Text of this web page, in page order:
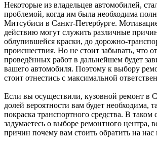
Некоторые из владельцев автомобилей,
проблемой, когда им была необходима
Митсубиси в Санкт-Петербурге.
действию могут служить различные
облупившейся краски, до дорожно-
происшествия. Но не стоит забывать, что
проведённых работ в дальнейшем будет
вашего автомобиля. Поэтому к выбору
стоит отнестись с максимальной
Если вы осуществили, кузовной ремонт в
долей вероятности вам будет необходима,
покраска транспортного средства. В таком
задумаетесь о выборе ремонтного центра,
причин почему вам стоить обратить на